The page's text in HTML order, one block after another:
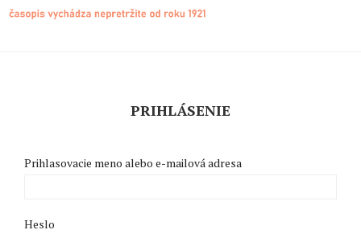
PRIHLÁSENIE
Prihlasovacie meno alebo e-mailová adresa
Heslo